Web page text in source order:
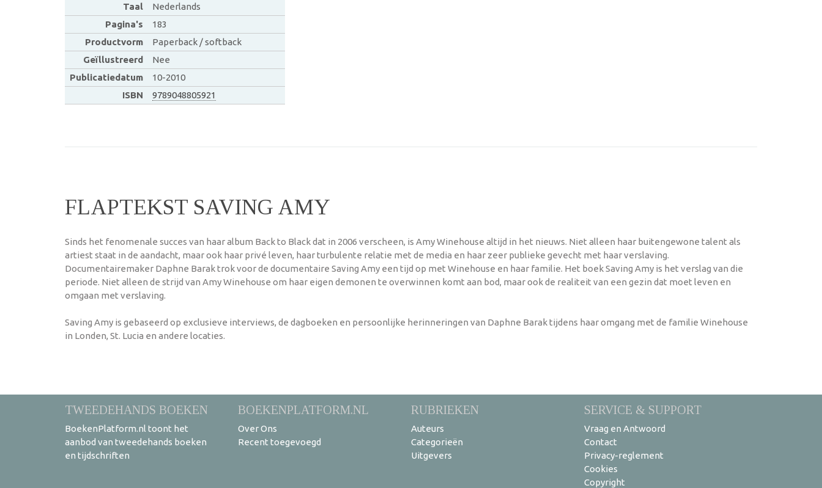
Taal
Nederlands
Pagina's
183
Productvorm
Paperback / softback
Geïllustreerd
Nee
Publicatiedatum
10-2010
ISBN
9789048805921
FLAPTEKST SAVING AMY
Sinds het fenomenale succes van haar album Back to Black dat in 2006 verscheen, is Amy Winehouse altijd in het nieuws. Niet alleen haar buitengewone talent als
artiest staat in de aandacht, maar ook haar privé leven, haar turbulente relatie met de media en haar zeer publieke gevecht met haar verslaving.
Documentairemaker Daphne Barak trok voor de documentaire Saving Amy een tijd op met Winehouse en haar familie. Het boek Saving Amy is het verslag van die
periode. Niet alleen de strijd van Amy Winehouse om haar eigen demonen te overwinnen komt aan bod, maar ook de realiteit van een gezin dat moet leven en
omgaan met verslaving.
Saving Amy is gebaseerd op exclusieve interviews, de dagboeken en persoonlijke herinneringen van Daphne Barak tijdens haar omgang met de familie Winehouse
in Londen, St. Lucia en andere locaties.
TWEEDEHANDS BOEKEN
BoekenPlatform.nl toont het
aanbod van tweedehands boeken
en tijdschriften
BOEKENPLATFORM.NL
Over Ons
Recent toegevoegd
RUBRIEKEN
Auteurs
Categorieën
Uitgevers
SERVICE & SUPPORT
Vraag en Antwoord
Contact
Privacy-reglement
Cookies
Copyright